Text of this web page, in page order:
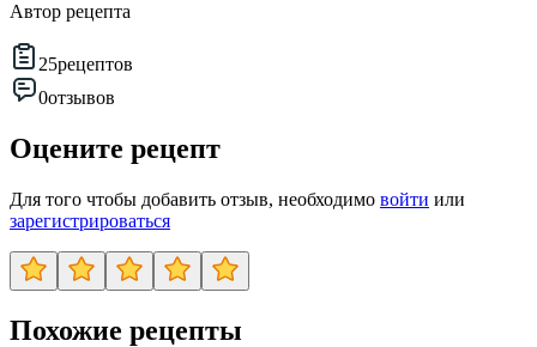
Автор рецепта
25рецептов
0отзывов
Оцените рецепт
Для того чтобы добавить отзыв, необходимо войти или
зарегистрироваться
Похожие рецепты